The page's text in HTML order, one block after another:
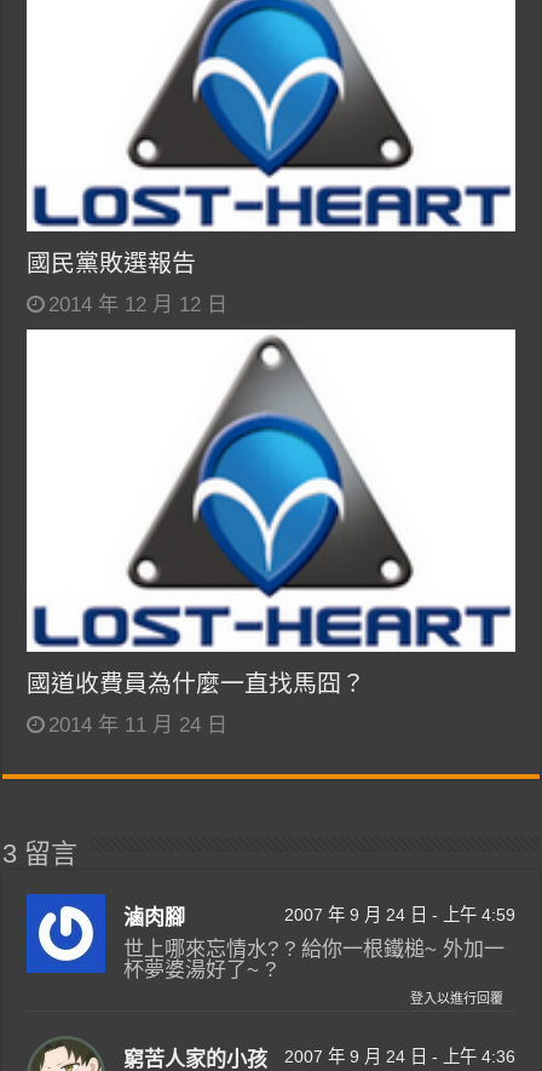
國民黨敗選報告
2014 年 12 月 12 日
國道收費員為什麼一直找馬囧？
2014 年 11 月 24 日
3 留言
滷肉腳 2007 年 9 月 24 日 - 上午 4:59
世上哪來忘情水? ? 給你一根鐵槌~ 外加一
杯夢婆湯好了~ ?
登入以進行回覆
窮苦人家的小孩 2007 年 9 月 24 日 - 上午 4:36